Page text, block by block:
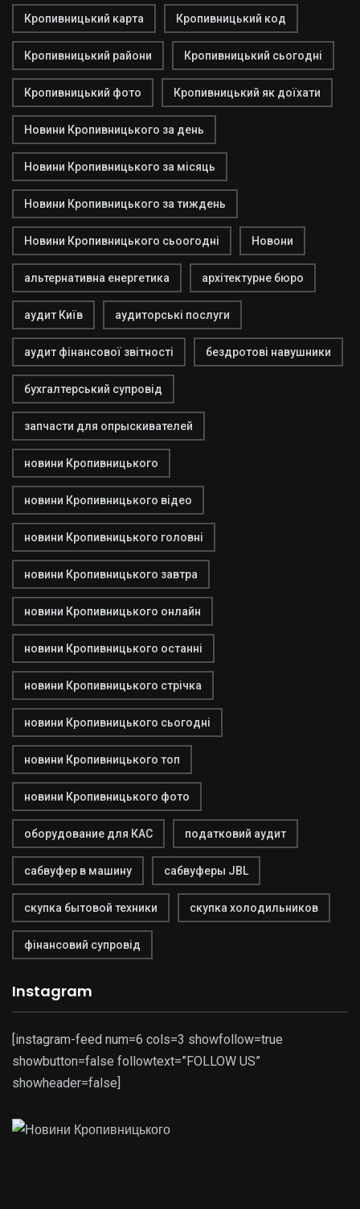
Кропивницький карта Кропивницький код
Кропивницький райони Кропивницький сьогодні
Кропивницький фото Кропивницький як доїхати
Новини Кропивницького за день
Новини Кропивницького за місяць
Новини Кропивницького за тиждень
Новини Кропивницького сьоогодні Новони
альтернативна енергетика архітектурне бюро
аудит Київ аудиторські послуги
аудит фінансової звітності бездротові навушники
бухгалтерський супровід
запчасти для опрыскивателей
новини Кропивницького
новини Кропивницького відео
новини Кропивницького головні
новини Кропивницького завтра
новини Кропивницького онлайн
новини Кропивницького останні
новини Кропивницького стрічка
новини Кропивницького сьогодні
новини Кропивницького топ
новини Кропивницького фото
оборудование для КАС податковий аудит
сабвуфер в машину сабвуферы JBL
скупка бытовой техники скупка холодильников
фінансовий супровід
Instagram
[instagram-feed num=6 cols=3 showfollow=true
showbutton=false followtext=”FOLLOW US”
showheader=false]